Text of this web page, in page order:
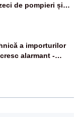
de pompieri și
flăcările - VIDEO
a importurilor
alarmant -